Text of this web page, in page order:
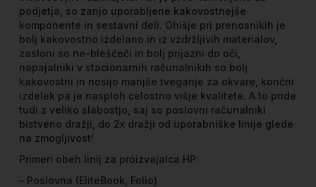
podjetja, so zanjo uporabljene kakovostnejše
komponente in sestavni deli. Ohišje pri prenosnikih je
bolj kakovostno izdelano in iz vzdržljivih materialov,
zasloni so ne-bleščeči in bolj prijazni do oči,
napajalniki v stacionarnih računalnikih so bolj
kakovostni in nosijo manjše tveganje za okvare, končni
izdelek pa je nasploh celostno višje kvalitete. A to pride
tudi z veliko slabostjo, saj so poslovni računalniki
bistveno dražji, do 2x dražji od uporabniške linije glede
na zmogljivost!
Primeri obeh linij za proizvajalca HP:
– Poslovna (EliteBook, Folio)